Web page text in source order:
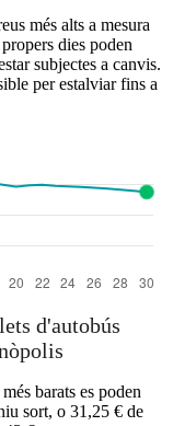
més alts a mesura
dies poden
subjectes a canvis.
per estalviar fins a
d'autobús
barats es poden
sort, o 31,25 € de